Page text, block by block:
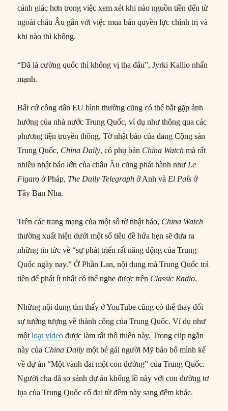
cảnh giác hơn trong việc xem xét khi nào nguồn tiền đến từ
ngoài châu Âu gắn với việc mua bán quyền lực chính trị và
khi nào thì không.
“Đã là cường quốc thì không vị tha đâu”, Jyrki Kallio nhấn
mạnh.
Bất cứ công dân EU bình thường cũng có thể bắt gặp ảnh
hưởng của nhà nước Trung Quốc, ví dụ như thông qua các
phương tiện truyền thông. Tờ nhật báo của đảng Cộng sản
Trung Quốc, China Daily, có phụ bản China Watch mà rất
nhiều nhật báo lớn của châu Âu cũng phát hành như Le
Figaro ở Pháp, The Daily Telegraph ở Anh và El País ở
Tây Ban Nha.
Trên các trang mạng của một số tờ nhật báo, China Watch
thường xuất hiện dưới một số tiêu đề hứa hẹn sẽ đưa ra
những tin tức về “sự phát triển rất năng động của Trung
Quốc ngày nay.” Ở Phần Lan, nội dung mà Trung Quốc trả
tiền để phát ít nhất có thể nghe được trên Classic Radio.
Những nội dung tìm thấy ở YouTube cũng có thể thay đổi
sự tưởng tượng về thành công của Trung Quốc. Ví dụ như
mộtloạt video được làm rất thô thiển này. Trong clip ngắn
này của China Daily một bé gái người Mỹ bảo bố mình kể
về dự án “Một vành đai một con đường” của Trung Quốc.
Người cha đã so sánh dự án khổng lồ này với con đường tơ
lụa của Trung Quốc cổ đại từ đêm này sang đêm khác.